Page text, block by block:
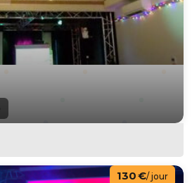
130 €/ jour